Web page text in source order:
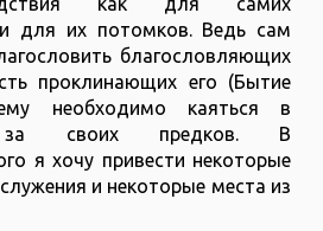
для их потомков. Ведь сам
благословляющих
проклинающих его (Бытие
необходимо каяться в
за своих предков. В
я хочу привести некоторые
и некоторые места из